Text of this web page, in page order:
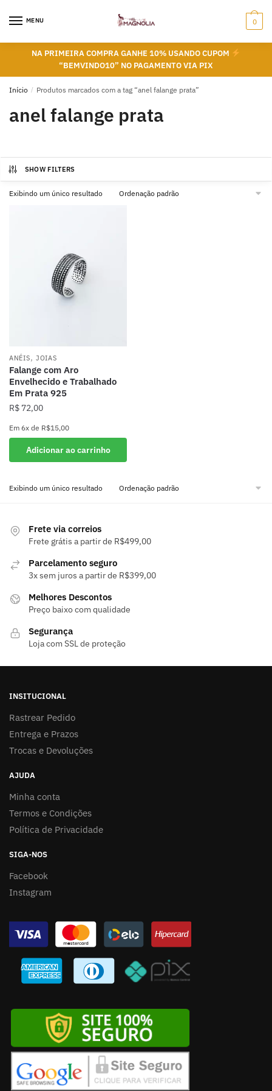
MENU 0
NA PRIMEIRA COMPRA GANHE 10% USANDO CUPOM
“BEMVINDO10” NO PAGAMENTO VIA PIX
Início / Produtos marcados com a tag “anel falange prata”
anel falange prata
SHOW FILTERS
Exibindo um único resultado
ANÉIS, JOIAS
Falange com Aro
Envelhecido e Trabalhado
Em Prata 925
R$ 72,00
Em 6x de R$15,00
Adicionar ao carrinho
Exibindo um único resultado
Frete via correios
Frete grátis a partir de R$499,00
Parcelamento seguro
3x sem juros a partir de R$399,00
Melhores Descontos
Preço baixo com qualidade
Segurança
Loja com SSL de proteção
INSITUCIONAL
Rastrear Pedido
Entrega e Prazos
Trocas e Devoluções
AJUDA
Minha conta
Termos e Condições
Política de Privacidade
SIGA-NOS
Facebook
Instagram